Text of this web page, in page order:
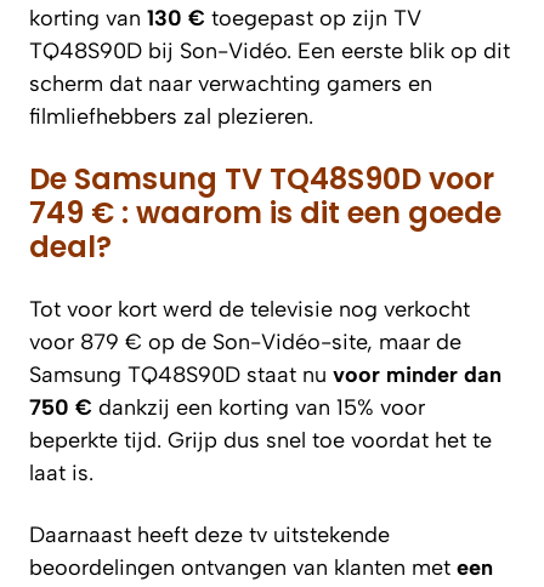
korting van 130 € toegepast op zijn TV
TQ48S90D bij Son-Vidéo. Een eerste blik op dit
scherm dat naar verwachting gamers en
filmliefhebbers zal plezieren.
De Samsung TV TQ48S90D voor
749 € : waarom is dit een goede
deal?
Tot voor kort werd de televisie nog verkocht
voor 879 € op de Son-Vidéo-site, maar de
Samsung TQ48S90D staat nu voor minder dan
750 € dankzij een korting van 15% voor
beperkte tijd. Grijp dus snel toe voordat het te
laat is.
Daarnaast heeft deze tv uitstekende
beoordelingen ontvangen van klanten met een